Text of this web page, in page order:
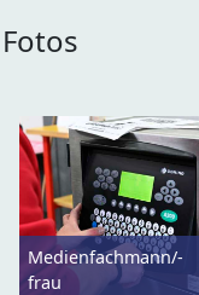
Medienfachmann/-
frau